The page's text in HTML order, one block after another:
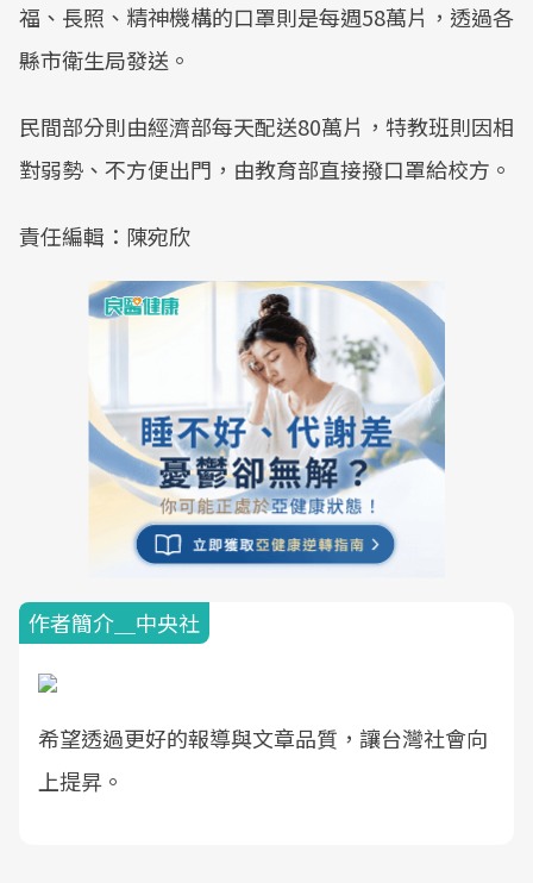
福、長照、精神機構的口罩則是每週58萬片，透過各
縣市衛生局發送。
民間部分則由經濟部每天配送80萬片，特教班則因相
對弱勢、不方便出門，由教育部直接撥口罩給校方。
責任編輯：陳宛欣
作者簡介＿中央社
希望透過更好的報導與文章品質，讓台灣社會向
上提昇。